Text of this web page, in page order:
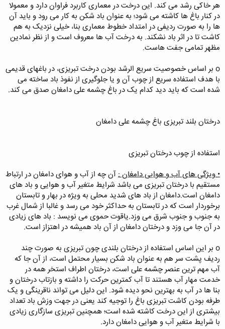
هر خاکی رشد می کند. این درخت در معماری کاربرد فراوان دارد و معمولا
در کنار باغ ها کاشته می شود؛ به عنوان باد شکن به کار می رود و باید آن
ها را به صورت ردیفی در امتداد خطوط معماری بنا، خیلی نزدیک به هم
کاشت تا در اثر باد نشکند. به درخت آب ها معروف است و از نظر نمادین
مظهر تمامی جفت هاست.
o بر اساس خصوصیت سریع الرشد بودن درخت تبریزی، در باغهای قدیمی
با هدف استفاده سریع از چوب آن و یا جلوگیری از نفوذ باد ساخته می
شده است که باید دید کدام یک در باغ چشمه علی دامغان صدق می کند.
درختان بلند تبریزی باغ چشمه علی دامغان
استفاده از چوب درختان تبریزی
• ویژگی های آب و هوایی دامغان :آن چه از آب و هوای دامغان در ارتباط
مستقیم با درختان تبریزی می باشد شرایط متغیر آب و هوایی و باد های
دامغان است.دامغان از باد های شدید محلی به ویژه در بهار و تابستان
برخوردار است که در تابستان به حداکثر خود می رسد و غالبا از شمال غرب
به جنوب و جنوب شرق می وزد.یاقوت حموی می نویسد : باد های زیادی
در آن جا می وزد و درختان دامغان از آن باد همیشه در اهتزاز است.
o بر این اساس استفاده از درختان بلندی چون تبریزی به صورت چند
ردیف پشت سر هم به عنوان باد شکن بسیار محتمل است، از آن جا که
آب مهم ترین عنصر چشمه علی است، درختان اطراف استخر همه در
خدمت مهار آب هستند تا آب کمترین حرکت را داشته و بازتاب درختان و
بنا ها در آب به بهترین نحو دیده شود. این دلیل می تواند ناقرینگی و یک
طرفه بودن کاشت تبریزی باغ را توجیه کند یعنی در جهت وزش باد تعداد
بیشتری از این درخت کاشته شده است؛ همچنین تبریزی سازگاری زیادی
با شرایط متغیر آب و هوایی دامغان دارد.